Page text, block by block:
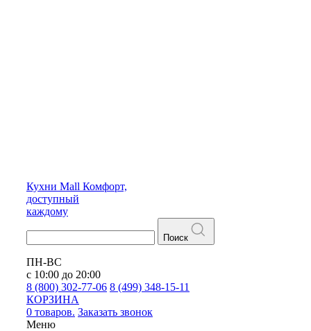
Кухни Mall Комфорт,
доступный
каждому
Поиск
ПН-ВС
с 10:00 до 20:00
8 (800) 302-77-06 8 (499) 348-15-11
КОРЗИНА
0 товаров. Заказать звонок
Меню